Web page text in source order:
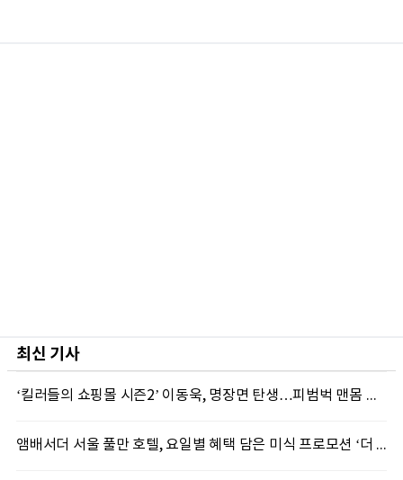
최신 기사
‘킬러들의 쇼핑몰 시즌2’ 이동욱, 명장면 탄생…피범벅 맨몸 액션 ‘감탄’
앰배서더 서울 풀만 호텔, 요일별 혜택 담은 미식 프로모션 ‘더 킹스 : 다이닝 프리빌리지즈’ 선봬